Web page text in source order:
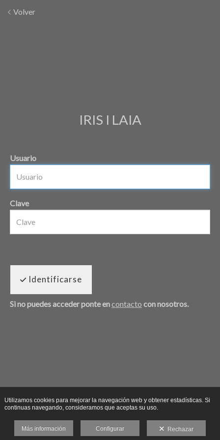
Volver
IRIS I LAIA
Usuario
Clave
Identificarse
Si no puedes acceder ponte encontacto con nosotros.
Utilizamos cookies para mejorar la navegación web y obtener estadísticas. Si
continuas navegando, consideramos que aceptas su uso.
Más información Configurar Rechazar